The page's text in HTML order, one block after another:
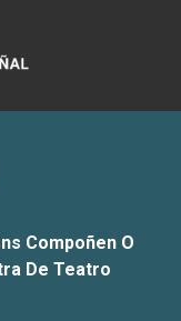
Compoñen O
De Teatro